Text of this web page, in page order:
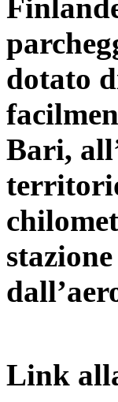
dotato
Bari,
Link